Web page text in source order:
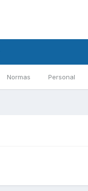
Normas Personal